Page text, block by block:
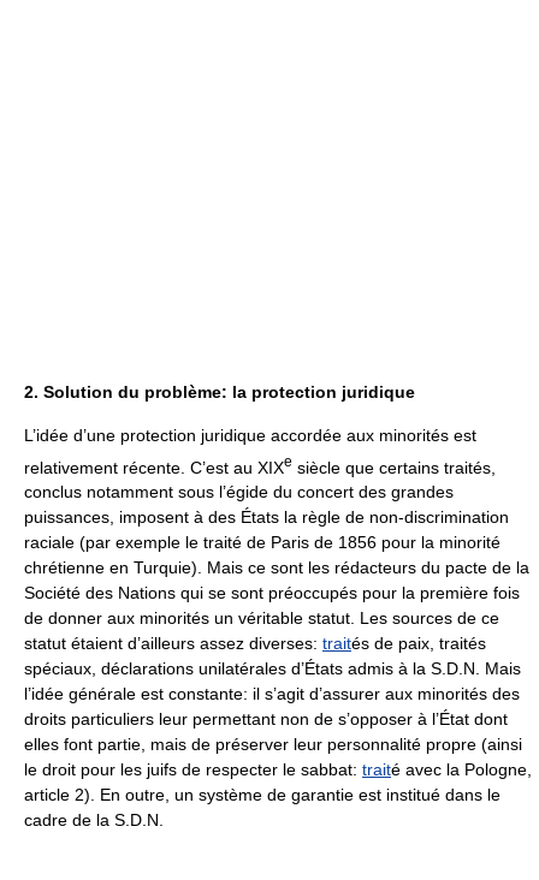
2. Solution du problème: la protection juridique
L’idée d’une protection juridique accordée aux minorités est
relativement récente. C’est au XIXe siècle que certains traités,
conclus notamment sous l’égide du concert des grandes
puissances, imposent à des États la règle de non-discrimination
raciale (par exemple le traité de Paris de 1856 pour la minorité
chrétienne en Turquie). Mais ce sont les rédacteurs du pacte de la
Société des Nations qui se sont préoccupés pour la première fois
de donner aux minorités un véritable statut. Les sources de ce
statut étaient d’ailleurs assez diverses: traités de paix, traités
spéciaux, déclarations unilatérales d’États admis à la S.D.N. Mais
l’idée générale est constante: il s’agit d’assurer aux minorités des
droits particuliers leur permettant non de s’opposer à l’État dont
elles font partie, mais de préserver leur personnalité propre (ainsi
le droit pour les juifs de respecter le sabbat: traité avec la Pologne,
article 2). En outre, un système de garantie est institué dans le
cadre de la S.D.N.